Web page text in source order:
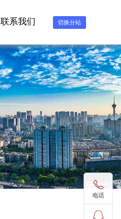
切换分站
联系我们
电话